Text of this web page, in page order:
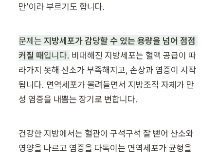
만'이라 부르기도 합니다.
문제는 지방세포가 감당할 수 있는 용량을 넘어 점점
커질 때입니다. 비대해진 지방세포는 혈액 공급이 따
라가지 못해 산소가 부족해지고, 손상과 염증이 시작
됩니다. 면역세포가 몰려들면서 지방조직 자체가 만
성 염증을 내뿜는 장기로 변합니다.
건강한 지방에서는 혈관이 구석구석 잘 뻗어 산소와
영양을 나르고 염증을 다독이는 면역세포가 균형을